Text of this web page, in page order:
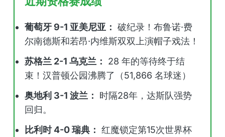
葡萄牙 9-1 亚美尼亚： 破纪录！布鲁诺·费
尔南德斯和若昂·内维斯双双上演帽子戏法！
苏格兰 2-1 乌克兰：
28 年的等待终于结
束！汉普顿公园沸腾了（51,866 名球迷）
奥地利 3-1 波兰：
时隔28年，达斯队强势
回归。
比利时 4-0 瑞典： 红魔锁定第15次世界杯